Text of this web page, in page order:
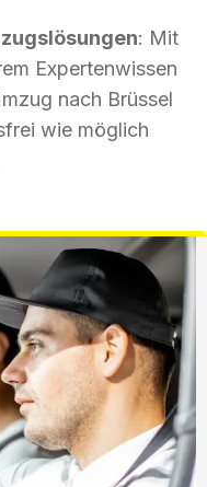
: Mit
Expertenwissen
nach Brüssel
wie möglich